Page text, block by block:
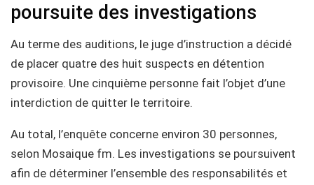
poursuite des investigations
Au terme des auditions, le juge d’instruction a décidé
de placer quatre des huit suspects en détention
provisoire. Une cinquième personne fait l’objet d’une
interdiction de quitter le territoire.
Au total, l’enquête concerne environ 30 personnes,
selon Mosaique fm. Les investigations se poursuivent
afin de déterminer l’ensemble des responsabilités et